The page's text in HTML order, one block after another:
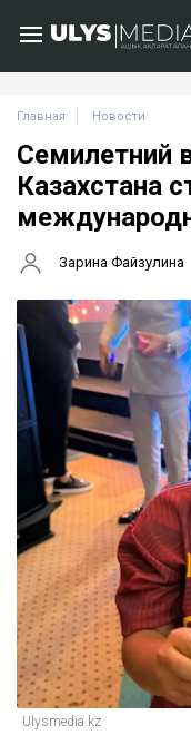
Главная Новости
Семилетний
Казахстана
Зарина Файзулина
Ulysmedia.kz